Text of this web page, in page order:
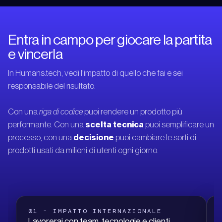
Entra in campo per giocare la partita
e vincerla
In Humans.tech, vedi l'impatto di quello che fai e sei
responsabile del risultato.
Con una riga di codice puoi rendere un prodotto più
performante. Con una scelta tecnica puoi semplificare un
processo, con una decisione puoi cambiare le sorti di
prodotti usati da milioni di utenti ogni giorno.
01 - IMPATTO INTERNAZIONALE